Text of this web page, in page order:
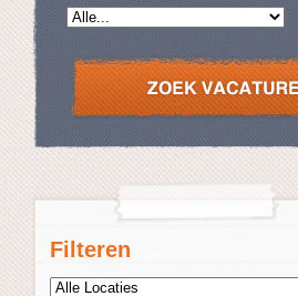
Filteren